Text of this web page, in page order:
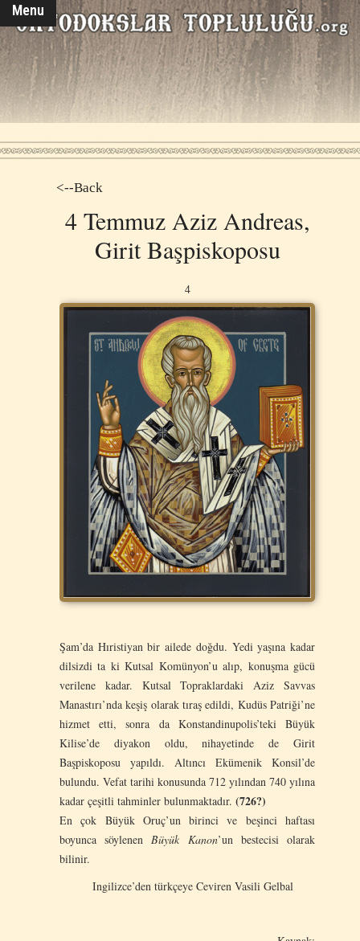
Menu
<--Back
4 Temmuz Aziz Andreas,
Girit Başpiskoposu
4
Şam’da Hıristiyan bir ailede doğdu. Yedi yaşına kadar
dilsizdi ta ki Kutsal Komünyon’u alıp, konuşma gücü
verilene kadar. Kutsal Topraklardaki Aziz Savvas
Manastırı’nda keşiş olarak tıraş edildi, Kudüs Patriği’ne
hizmet etti, sonra da Konstandinupolis’teki Büyük
Kilise’de diyakon oldu, nihayetinde de Girit
Başpiskoposu yapıldı. Altıncı Ekümenik Konsil’de
bulundu. Vefat tarihi konusunda 712 yılından 740 yılına
kadar çeşitli tahminler bulunmaktadır. (726?)
En çok Büyük Oruç’un birinci ve beşinci haftası
boyunca söylenenBüyük Kanon’un bestecisi olarak
bilinir.
Ingilizce’den türkçeye Ceviren Vasili Gelbal